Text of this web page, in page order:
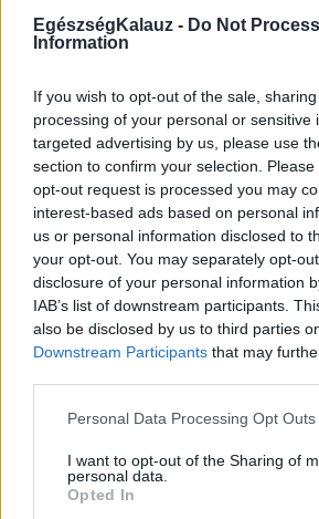
EgészségKalauz - Do Not
Information
If you wish to opt-out of the sale,
processing of your personal or sensitive
targeted advertising by us, please use
section to confirm your selection.
opt-out request is processed you may
interest-based ads based on personal
us or personal information disclosed to
your opt-out. You may separately opt-
disclosure of your personal information
IAB’s list of downstream participants.
also be disclosed by us to third parties
Downstream Participants that may
Please note that this website/app uses
not limited to your visit or usage
grant or deny consent to Google and its
use your data for below specified
Personal Data Processing Opt Outs
I want to opt-out of the Sharing of
personal data.
Opted In
Fülgyulladás kezelése
Összes Kezelés
Kutatás
Betegségek A-Z
Tünet
Vizsgálat
Kezelés
Életmódváltás
Kutatás
Prevenció
Videók
Kisállatok egészsége
#allergia#influenza